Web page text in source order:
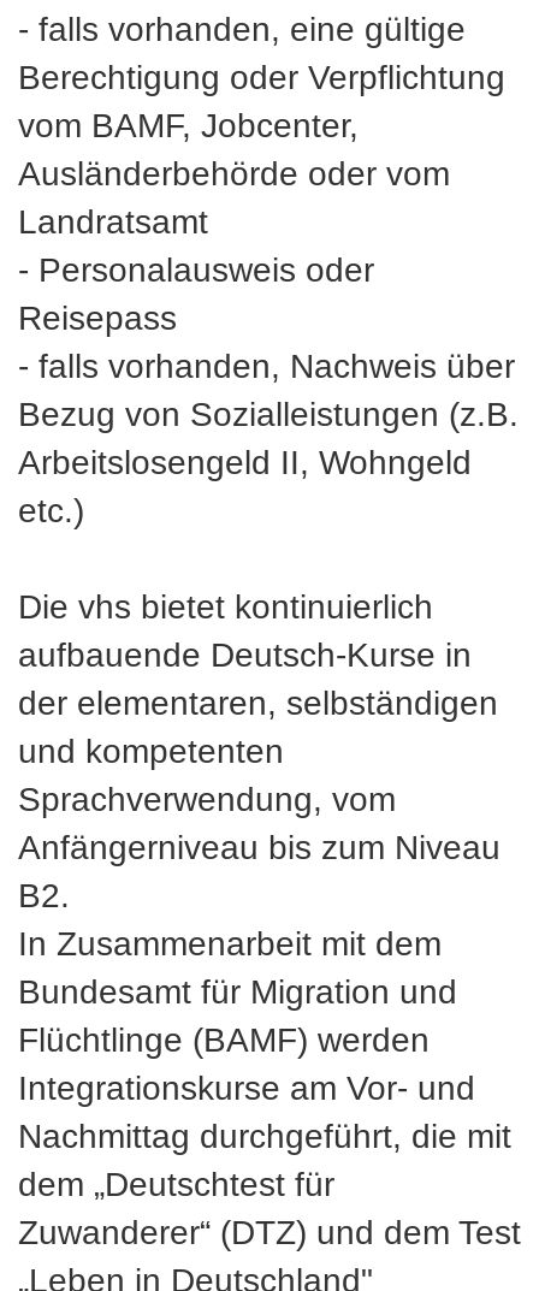
- falls vorhanden, eine gültige
Berechtigung oder Verpflichtung
vom BAMF, Jobcenter,
Ausländerbehörde oder vom
Landratsamt
- Personalausweis oder
Reisepass
- falls vorhanden, Nachweis über
Bezug von Sozialleistungen (z.B.
Arbeitslosengeld II, Wohngeld
etc.)
Die vhs bietet kontinuierlich
aufbauende Deutsch-Kurse in
der elementaren, selbständigen
und kompetenten
Sprachverwendung, vom
Anfängerniveau bis zum Niveau
B2.
In Zusammenarbeit mit dem
Bundesamt für Migration und
Flüchtlinge (BAMF) werden
Integrationskurse am Vor- und
Nachmittag durchgeführt, die mit
dem „Deutschtest für
Zuwanderer“ (DTZ) und dem Test
„Leben in Deutschland"